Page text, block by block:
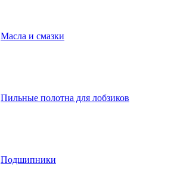
Масла и смазки
Пильные полотна для лобзиков
Подшипники